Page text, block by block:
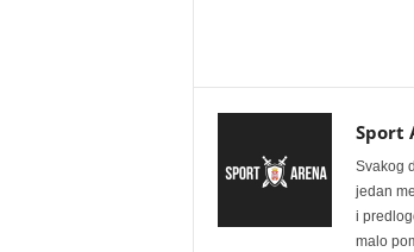
Sport
Svakog
jedan
i
malo